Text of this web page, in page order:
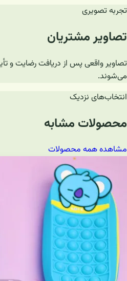
تجربه تصویری
تصاویر مشتریان
تصاویر واقعی پس از دریافت رضایت و
می‌شوند.
انتخاب‌های نزدیک
محصولات مشابه
مشاهده همه محصولات